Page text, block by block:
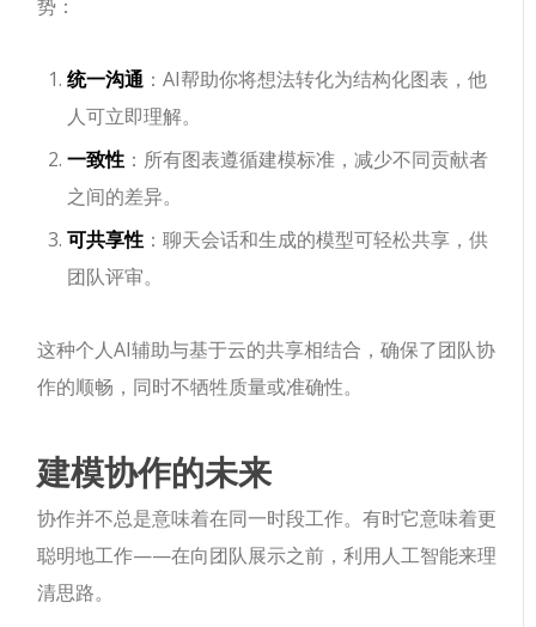
势：
统一沟通 ：AI帮助你将想法转化为结构化图表，他
人可立即理解。
一致性 ：所有图表遵循建模标准，减少不同贡献者
之间的差异。
可共享性 ：聊天会话和生成的模型可轻松共享，供
团队评审。
这种个人AI辅助与基于云的共享相结合，确保了团队协
作的顺畅，同时不牺牲质量或准确性。
建模协作的未来
协作并不总是意味着在同一时段工作。有时它意味着更
聪明地工作——在向团队展示之前，利用人工智能来理
清思路。